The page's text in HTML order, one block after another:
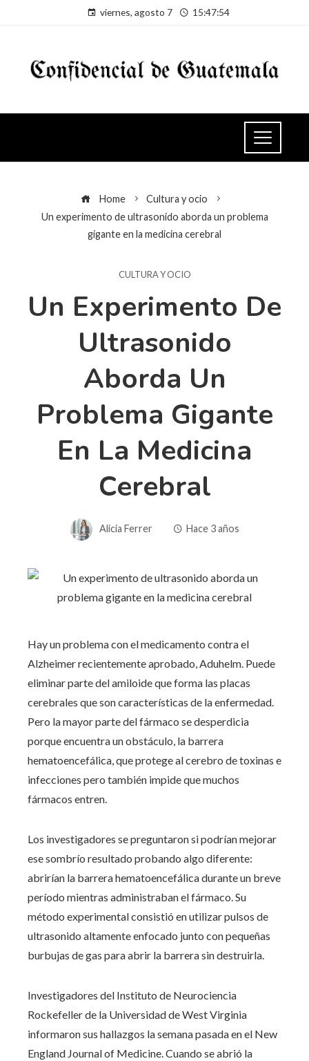
viernes, agosto 7 15:47:54
Home
Cultura y ocio
Un experimento de ultrasonido aborda un problema
gigante en la medicina cerebral
CULTURA Y OCIO
Un Experimento De
Ultrasonido
Aborda Un
Problema Gigante
En La Medicina
Cerebral
Alicia Ferrer Hace 3 años
Hay un problema con el medicamento contra el
Alzheimer recientemente aprobado, Aduhelm. Puede
eliminar parte del amiloide que forma las placas
cerebrales que son características de la enfermedad.
Pero la mayor parte del fármaco se desperdicia
porque encuentra un obstáculo, la barrera
hematoencefálica, que protege al cerebro de toxinas e
infecciones pero también impide que muchos
fármacos entren.
Los investigadores se preguntaron si podrían mejorar
ese sombrío resultado probando algo diferente:
abrirían la barrera hematoencefálica durante un breve
período mientras administraban el fármaco. Su
método experimental consistió en utilizar pulsos de
ultrasonido altamente enfocado junto con pequeñas
burbujas de gas para abrir la barrera sin destruirla.
Investigadores del Instituto de Neurociencia
Rockefeller de la Universidad de West Virginia
informaron sus hallazgos la semana pasada en el New
England Journal of Medicine. Cuando se abrió la